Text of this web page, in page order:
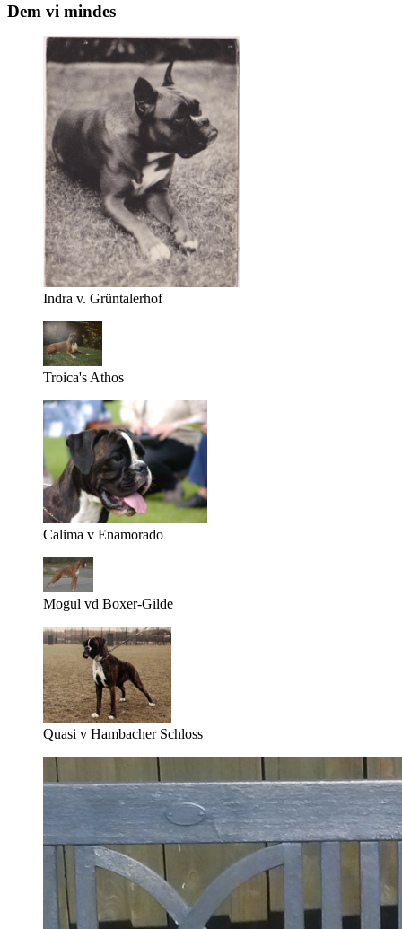
Dem vi mindes
Indra v. Grüntalerhof
Troica's Athos
Calima v Enamorado
Mogul vd Boxer-Gilde
Quasi v Hambacher Schloss